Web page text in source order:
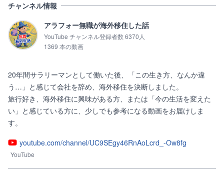
チャンネル情報
アラフォー無職が海外移住した話
YouTube チャンネル登録者数 6370人
1369 本の動画
20年間サラリーマンとして働いた後、「この生き方、なんか違
う…」と感じて会社を辞め、海外移住を決断しました。
旅行好き、海外移住に興味がある方、または「今の生活を変えた
い」と感じている方に、少しでも参考になる動画をお届けしま
す。
youtube.com/channel/UC9SEgy46RnAoLcrd_-Ow8fg
YouTube